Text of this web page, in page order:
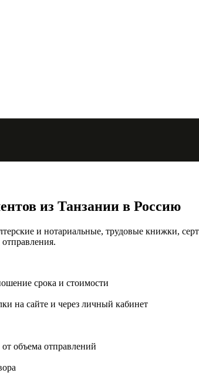
из Танзании в Россию
и нотариальные, трудовые книжки,
срока и стоимости
на сайте и через личный кабинет
объема отправлений